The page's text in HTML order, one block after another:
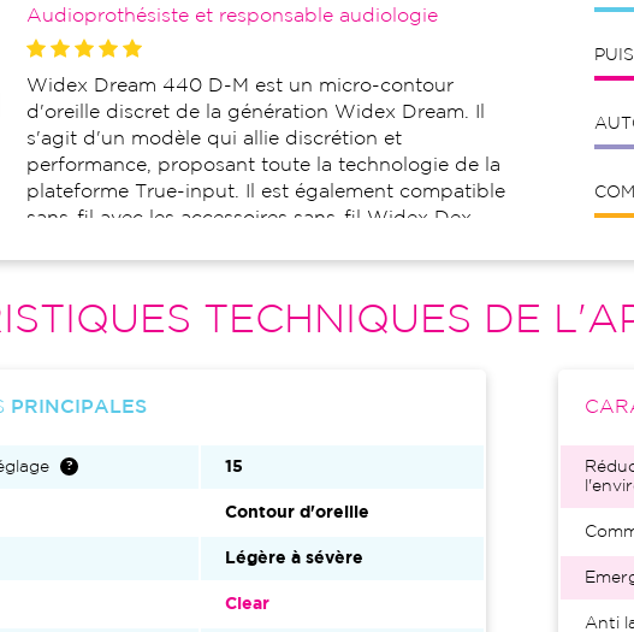
Audioprothésiste et responsable audiologie
Widex Dream 440 D-M est un micro-contour
d'oreille discret de la génération Widex Dream. Il
s'agit d'un modèle qui allie discrétion et
performance, proposant toute la technologie de la
plateforme True-input. Il est également compatible
sans-fil avec les accessoires sans-fil Widex Dex.
TECHNIQUES DE
PRINCIPALES
15
Contour d'oreille
Légère à sévère
Clear
Anti